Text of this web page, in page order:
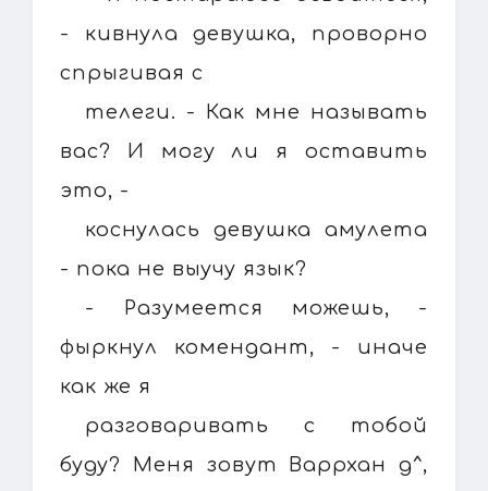
- кивнула девушка, проворно
спрыгивая с
телеги. - Как мне называть
вас? И могу ли я оставить
это, -
коснулась девушка амулета
- пока не выучу язык?
- Разумеется можешь, -
фыркнул комендант, - иначе
как же я
разговаривать с тобой
буду? Меня зовут Варрхан д^,